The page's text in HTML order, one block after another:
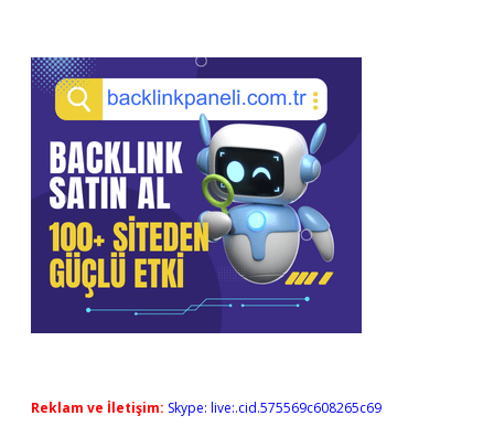
Reklam ve İletişim: Skype: live:.cid.575569c608265c69